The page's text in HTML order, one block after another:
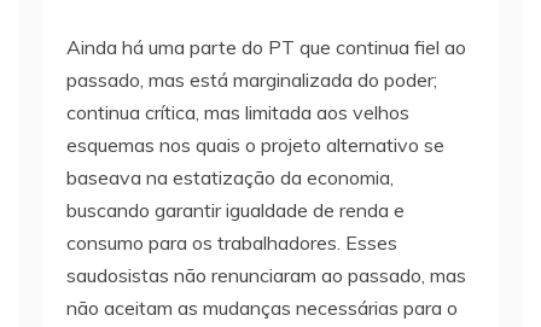
Ainda há uma parte do PT que continua fiel ao
passado, mas está marginalizada do poder;
continua crítica, mas limitada aos velhos
esquemas nos quais o projeto alternativo se
baseava na estatização da economia,
buscando garantir igualdade de renda e
consumo para os trabalhadores. Esses
saudosistas não renunciaram ao passado, mas
não aceitam as mudanças necessárias para o